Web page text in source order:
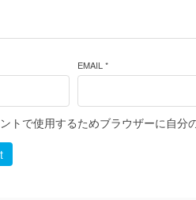
EMAIL *
トで使用するためブラウザーに自分